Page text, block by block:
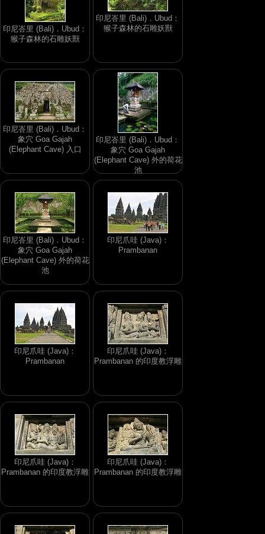
印尼峇里 (Bali)．Ubud：
猴子森林的石雕妖獸
印尼峇里 (Bali)．Ubud：
猴子森林的石雕妖獸
印尼峇里 (Bali)．Ubud：
象穴 Goa Gajah
(Elephant Cave) 入口
印尼峇里 (Bali)．Ubud：
象穴 Goa Gajah
(Elephant Cave) 外的荷花
池
印尼峇里 (Bali)．Ubud：
象穴 Goa Gajah
(Elephant Cave) 外的荷花
池
印尼爪哇 (Java)：
Prambanan
印尼爪哇 (Java)：
Prambanan
印尼爪哇 (Java)：
Prambanan 的印度教浮雕
印尼爪哇 (Java)：
Prambanan 的印度教浮雕
印尼爪哇 (Java)：
Prambanan 的印度教浮雕